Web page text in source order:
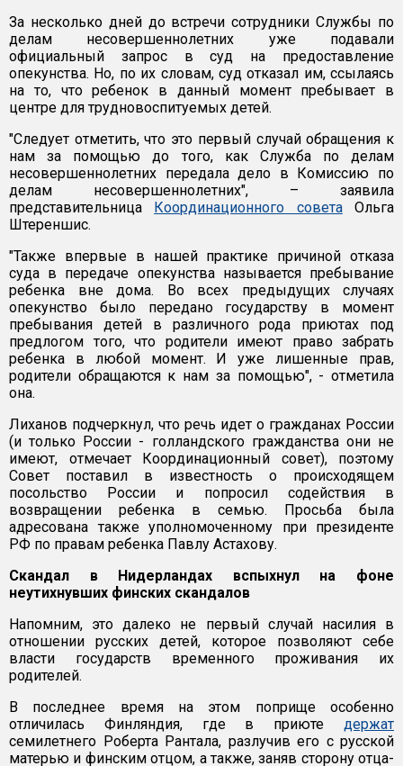
За несколько дней до встречи сотрудники Службы по
делам несовершеннолетних уже подавали
официальный запрос в суд на предоставление
опекунства. Но, по их словам, суд отказал им, ссылаясь
на то, что ребенок в данный момент пребывает в
центре для трудновоспитуемых детей.
"Следует отметить, что это первый случай обращения к
нам за помощью до того, как Служба по делам
несовершеннолетних передала дело в Комиссию по
делам несовершеннолетних", – заявила
представительница Координационного советаОльга
Штереншис.
"Также впервые в нашей практике причиной отказа
суда в передаче опекунства называется пребывание
ребенка вне дома. Во всех предыдущих случаях
опекунство было передано государству в момент
пребывания детей в различного рода приютах под
предлогом того, что родители имеют право забрать
ребенка в любой момент. И уже лишенные прав,
родители обращаются к нам за помощью", - отметила
она.
Лиханов подчеркнул, что речь идет о гражданах России
(и только России - голландского гражданства они не
имеют, отмечает Координационный совет), поэтому
Совет поставил в известность о происходящем
посольство России и попросил содействия в
возвращении ребенка в семью. Просьба была
адресована также уполномоченному при президенте
РФ по правам ребенка Павлу Астахову.
Скандал в Нидерландах вспыхнул на фоне
неутихнувших финских скандалов
Напомним, это далеко не первый случай насилия в
отношении русских детей, которое позволяют себе
власти государств временного проживания их
родителей.
В последнее время на этом поприще особенно
отличилась Финляндия, где в приюте держат
семилетнего Роберта Рантала, разлучив его с русской
матерью и финским отцом, а также, заняв сторону отца-